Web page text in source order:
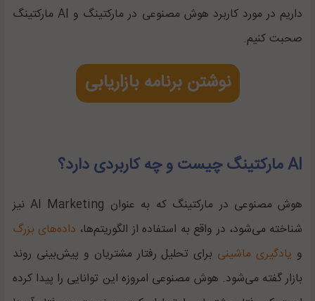
داریم در مورد کاربرد هوش مصنوعی در مارکتینگ و AI مارکتینگ
صحبت کنیم.
نوشتن برنامه بازاریابی
AI مارکتینگ چیست و چه کاربردی دارد؟
هوش مصنوعی در مارکتینگ که به عنوان AI Marketing نیز
شناخته می‌شود، در واقع به استفاده از الگوریتم‌ها، داده‌های بزرگ
و یادگیری ماشینی برای تحلیل رفتار مشتریان و پیش‌بینی روند
بازار گفته می‌شود. هوش مصنوعی امروزه این توانایی را پیدا کرده